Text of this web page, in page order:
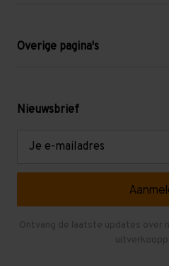
Blog
Levering en afhalen
Overige pagina's
Mezzanine
Gebruikte entresolvloeren
Nieuwsbrief
Ontvang de laatste updates over